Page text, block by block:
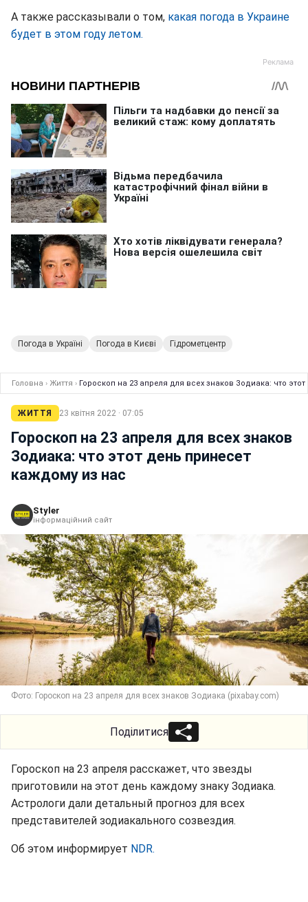
А также рассказывали о том, какая погода в Украине
будет в этом году летом.
Погода в Україні Погода в Києві Гідрометцентр
Головна › Життя › Гороскоп на 23 апреля для всех знаков Зодиака: что
ЖИТТЯ 23 квітня 2022 · 07:05
Гороскоп на 23 апреля для всех знаков
Зодиака: что этот день принесет
каждому из нас
Styler
інформаційний сайт
Фото: Гороскоп на 23 апреля для всех знаков Зодиака (pixabay.com)
Поділитися
Гороскоп на 23 апреля расскажет, что звезды
приготовили на этот день каждому знаку Зодиака.
Астрологи дали детальный прогноз для всех
представителей зодиакального созвездия.
Об этом информирует NDR.